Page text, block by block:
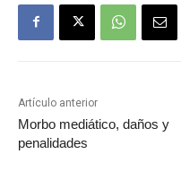
Artículo anterior
Morbo mediático, daños y
penalidades